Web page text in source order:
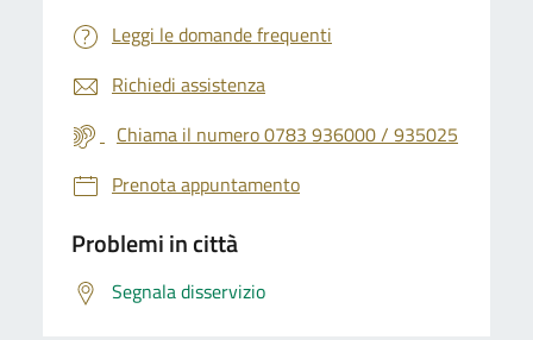
Leggi le domande frequenti
Richiedi assistenza
Chiama il numero 0783 936000 / 935025
Prenota appuntamento
Problemi in città
Segnala disservizio